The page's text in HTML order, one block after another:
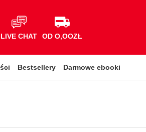
LIVE CHAT OD O,OOZŁ
Bestsellery Darmowe ebooki